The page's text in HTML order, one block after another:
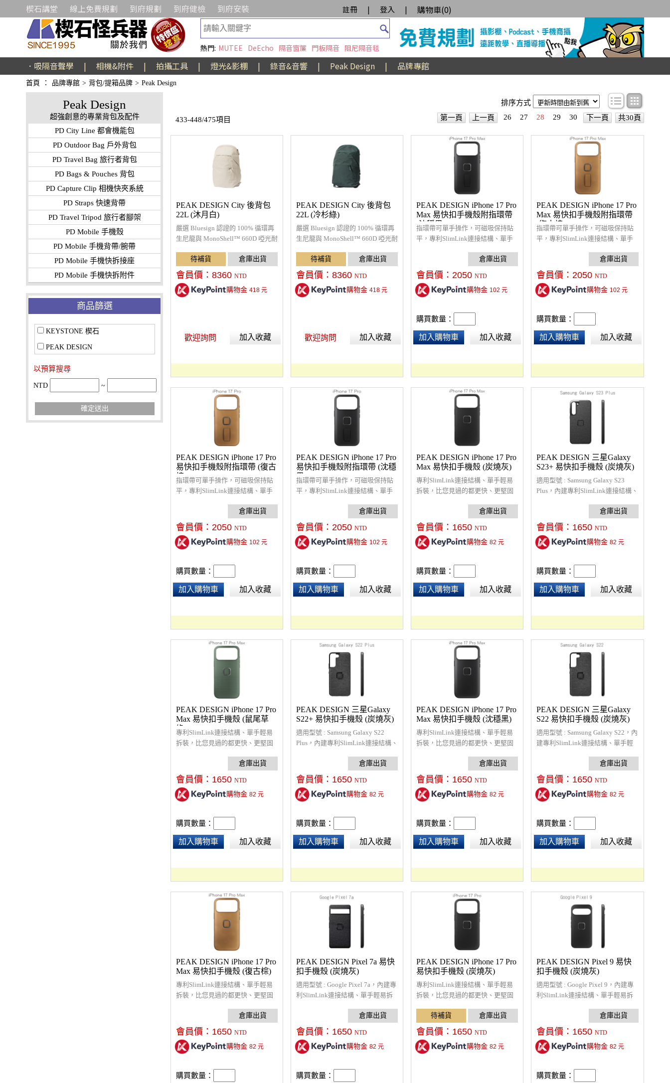
楔石講堂 線上免費規劃 到府規劃 到府健檢 到府安裝 註冊 | 登入 | 購物車(0)
熱門: MUTEE DeEcho 隔音窗簾 門板隔音 阻尼隔音毯
．吸隔音聲學 | 相機&附件 | 拍攝工具 | 燈光&影棚 | 錄音&音響 | Peak Design | 品牌專館
首頁 ： 品牌專館 > 背包/提箱品牌 > Peak Design
Peak Design
超強創意的專業背包及配件
PD City Line 都會機能包
PD Outdoor Bag 戶外背包
PD Travel Bag 旅行者背包
PD Bags & Pouches 背包
PD Capture Clip 相機快夾系統
PD Straps 快速背帶
PD Travel Tripod 旅行者腳架
PD Mobile 手機殼
PD Mobile 手機背帶/腕帶
PD Mobile 手機快拆接座
PD Mobile 手機快拆附件
商品篩選
KEYSTONE 楔石
PEAK DESIGN
以預算搜尋
NTD ~
確定送出
排序方式
條目顯示
433-448/475項目 第一頁 上一頁 26 27 28 29 30 下一頁 共30頁
PEAK DESIGN City 後背包
22L (沐月白)
嚴選 Bluesign 認證的 100% 循環再
生尼龍與 MonoShell™ 660D 啞光耐
公平貿易認證與 100% 碳中和承
諾，並附帶終生保修；其採用寬口
U 型主拉鍊開口與簡潔結構，搭載
BagLev™ 可收納陽極氧化鋁合金掛
袋與可完全調節 CordHook™ 胸扣
帶，帶來極致舒適且穩固的揹負體
14 吋平板的懸空式加厚雙夾層與彈
用袋及兩側拉鍊水壺袋，將大容量
智慧收納、旅行機能與永續工藝完
美融為一體。
會員價： 8360 NTD
購物金 418元
歡迎詢問 加入收藏
PEAK DESIGN City 後背包
22L (冷杉綠)
嚴選 Bluesign 認證的 100% 循環再
生尼龍與 MonoShell™ 660D 啞光耐
公平貿易認證與 100% 碳中和承
諾，並附帶終生保修；其採用寬口
U 型主拉鍊開口與簡潔結構，搭載
BagLev™ 可收納陽極氧化鋁合金掛
袋與可完全調節 CordHook™ 胸扣
帶，帶來極致舒適且穩固的揹負體
14 吋平板的懸空式加厚雙夾層與彈
用袋及兩側拉鍊水壺袋，將大容量
智慧收納、旅行機能與永續工藝完
美融為一體。
會員價： 8360 NTD
購物金 418元
歡迎詢問 加入收藏
PEAK DESIGN iPhone 17 Pro
Max 易快扣手機殼附指環帶
(沈穩黑)
指環帶可單手操作，可磁吸保持貼
平，專利SlimLink連接結構、單手
堅固的手機配件，螢幕和相機鏡頭
周圍架高保護設計，橡膠全包圍減
震，堅固的 2m 防摔保護，超輕薄
且保護性良好的手機殼、在各種活
配件和充電器，可搭配全套易快扣
(ECO)相關配件使用。
會員價： 2050 NTD
購物金 102 元
購買數量：
加入購物車 加入收藏
PEAK DESIGN iPhone 17 Pro
Max 易快扣手機殼附指環帶
(復古棕)
指環帶可單手操作，可磁吸保持貼
平，專利SlimLink連接結構、單手
堅固的手機配件，螢幕和相機鏡頭
周圍架高保護設計，橡膠全包圍減
震，堅固的 2m 防摔保護，超輕薄且
保護性良好的手機殼、在各種活動
件和充電器，可搭配全套易快扣
(ECO)相關配件使用。
會員價： 2050 NTD
購物金 102 元
購買數量：
加入購物車 加入收藏
PEAK DESIGN iPhone 17 Pro
易快扣手機殼附指環帶 (復古
棕)
指環帶可單手操作，可磁吸保持貼
平，專利SlimLink連接結構、單手
堅固的手機配件，螢幕和相機鏡頭
周圍架高保護設計，橡膠全包圍減
震，堅固的 2m 防摔保護，超輕薄
且保護性良好的手機殼、在各種活
配件和充電器，可搭配全套易快扣
(ECO)相關配件使用。
會員價： 2050 NTD
購物金 102 元
購買數量：
加入購物車 加入收藏
PEAK DESIGN iPhone 17 Pro
易快扣手機殼附指環帶 (沈穩
黑)
指環帶可單手操作，可磁吸保持貼
平，專利SlimLink連接結構、單手
堅固的手機配件，螢幕和相機鏡頭
周圍架高保護設計，橡膠全包圍減
震，堅固的 2m 防摔保護，超輕薄
且保護性良好的手機殼、在各種活
配件和充電器，可搭配全套易快扣
(ECO)相關配件使用。
會員價： 2050 NTD
購物金 102 元
購買數量：
加入購物車 加入收藏
PEAK DESIGN iPhone 17 Pro
Max 易快扣手機殼 (炭燒灰)
專利SlimLink連接結構、單手輕易
拆裝，比您見過的都更快、更堅固
架高保護設計，橡膠全包圍減震，
堅固的 2m 防摔保護，超輕薄且保
護性良好的手機殼、在各種活動下
都安全穩固，相容於 MagSafe 配件
相關配件使用。
會員價： 1650 NTD
購物金 82 元
購買數量：
加入購物車 加入收藏
PEAK DESIGN 三星Galaxy
S23+ 易快扣手機殼 (炭燒灰)
適用型號 : Samsung Galaxy S23
Plus，內建專利SlimLink連接結構、
好的手機殼、在各種活動下都安全
穩固、符合行動充電規範、可搭配
全套易快扣(ECO)相關配件使用。
會員價： 1650 NTD
購物金 82 元
購買數量：
加入購物車 加入收藏
PEAK DESIGN iPhone 17 Pro
Max 易快扣手機殼 (鼠尾草
綠)
專利SlimLink連接結構、單手輕易
拆裝，比您見過的都更快、更堅固
架高保護設計，橡膠全包圍減震，
堅固的 2m 防摔保護，超輕薄且保
護性良好的手機殼、在各種活動下
都安全穩固，相容於 MagSafe 配件
相關配件使用。
會員價： 1650 NTD
購物金 82 元
購買數量：
加入購物車 加入收藏
PEAK DESIGN 三星Galaxy
S22+ 易快扣手機殼 (炭燒灰)
適用型號 : Samsung Galaxy S22
Plus，內建專利SlimLink連接結構、
好的手機殼、在各種活動下都安全
穩固、符合行動充電規範、可搭配
全套易快扣(ECO)相關配件使用。
會員價： 1650 NTD
購物金 82 元
購買數量：
加入購物車 加入收藏
PEAK DESIGN iPhone 17 Pro
Max 易快扣手機殼 (沈穩黑)
專利SlimLink連接結構、單手輕易
拆裝，比您見過的都更快、更堅固
架高保護設計，橡膠全包圍減震，
堅固的 2m 防摔保護，超輕薄且保
護性良好的手機殼、在各種活動下
都安全穩固，相容於 MagSafe 配件
相關配件使用。
會員價： 1650 NTD
購物金 82 元
購買數量：
加入購物車 加入收藏
PEAK DESIGN 三星Galaxy
S22 易快扣手機殼 (炭燒灰)
適用型號 : Samsung Galaxy S22，內
建專利SlimLink連接結構、單手輕
機殼、在各種活動下都安全穩固、
符合行動充電規範、可搭配全套易
快扣(ECO)相關配件使用。
會員價： 1650 NTD
購物金 82 元
購買數量：
加入購物車 加入收藏
PEAK DESIGN iPhone 17 Pro
Max 易快扣手機殼 (復古棕)
專利SlimLink連接結構、單手輕易
拆裝，比您見過的都更快、更堅固
架高保護設計，橡膠全包圍減震，
堅固的 2m 防摔保護，超輕薄且保
護性良好的手機殼、在各種活動下
都安全穩固，相容於 MagSafe 配件
相關配件使用。
會員價： 1650 NTD
購物金 82 元
購買數量：
PEAK DESIGN Pixel 7a 易快
扣手機殼 (炭燒灰)
適用型號 : Google Pixel 7a，內建專
利SlimLink連接結構、單手輕易拆
殼、在各種活動下都安全穩固、符
合行動充電規範、可搭配全套易快
扣(ECO)相關配件使用。
會員價： 1650 NTD
購物金 82 元
購買數量：
PEAK DESIGN iPhone 17 Pro
易快扣手機殼 (炭燒灰)
專利SlimLink連接結構、單手輕易
拆裝，比您見過的都更快、更堅固
架高保護設計，橡膠全包圍減震，
堅固的 2m 防摔保護，超輕薄且保
護性良好的手機殼、在各種活動下
都安全穩固，相容於 MagSafe 配件
會員價： 1650 NTD
購物金 82 元
PEAK DESIGN Pixel 9 易快
扣手機殼 (炭燒灰)
適用型號 : Google Pixel 9，內建專
利SlimLink連接結構、單手輕易拆
殼、在各種活動下都安全穩固、符
合行動充電規範、可搭配全套易快
扣(ECO)相關配件使用。
會員價： 1650 NTD
購物金 82 元
購買數量：